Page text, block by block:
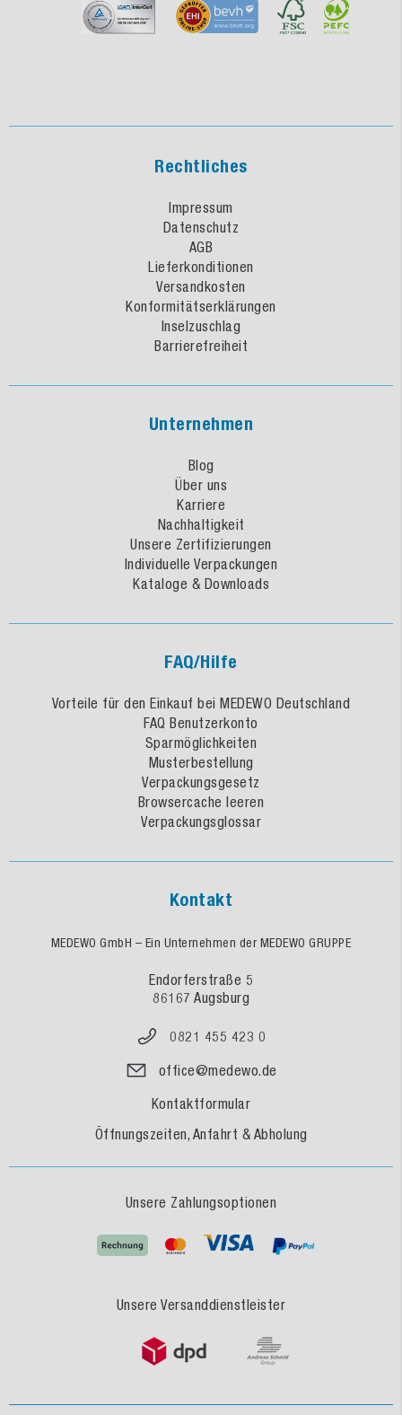
Rechtliches
Impressum
Datenschutz
AGB
Lieferkonditionen
Versandkosten
Konformitätserklärungen
Inselzuschlag
Barrierefreiheit
Unternehmen
Blog
Über uns
Karriere
Nachhaltigkeit
Unsere Zertifizierungen
Individuelle Verpackungen
Kataloge & Downloads
FAQ/Hilfe
Vorteile für den Einkauf bei MEDEWO Deutschland
FAQ Benutzerkonto
Sparmöglichkeiten
Musterbestellung
Verpackungsgesetz
Browsercache leeren
Verpackungsglossar
Kontakt
MEDEWO GmbH – Ein Unternehmen der MEDEWO GRUPPE
Endorferstraße 5
86167 Augsburg
0821 455 423 0
office@medewo.de
Kontaktformular
Öffnungszeiten, Anfahrt & Abholung
Unsere Zahlungsoptionen
Unsere Versanddienstleister